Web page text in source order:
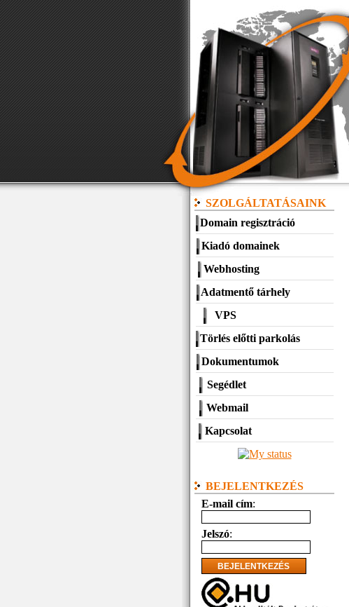
SZOLGÁLTATÁSAINK
Domain regisztráció
Kiadó domainek
Webhosting
Adatmentő tárhely
VPS
Törlés előtti parkolás
Dokumentumok
Segédlet
Webmail
Kapcsolat
BEJELENTKEZÉS
E-mail cím:
Jelszó: